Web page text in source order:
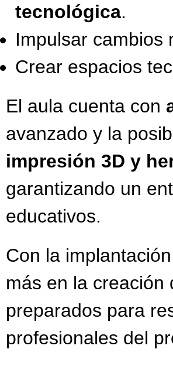
tecnológica.
Impulsar cambios
Crear espacios
El aula cuenta con
avanzado y la
impresión 3D y
garantizando un
educativos.
Con la
más en la creación
preparados para
profesionales del